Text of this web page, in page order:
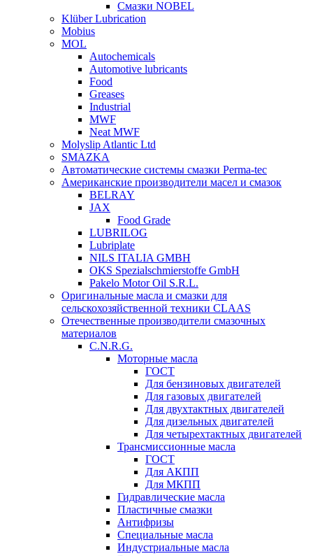
Смазки NOBEL
Klüber Lubrication
Mobius
MOL
Autochemicals
Automotive lubricants
Food
Greases
Industrial
MWF
Neat MWF
Molyslip Atlantic Ltd
SMAZKA
Автоматические системы смазки Perma-tec
Американские производители масел и смазок
BELRAY
JAX
Food Grade
LUBRILOG
Lubriplate
NILS ITALIA GMBH
OKS Spezialschmierstoffe GmbH
Pakelo Motor Oil S.R.L.
Оригинальные масла и смазки для
сельскохозяйственной техники CLAAS
Отечественные производители смазочных
материалов
C.N.R.G.
Моторные масла
ГОСТ
Для бензиновых двигателей
Для газовых двигателей
Для двухтактных двигателей
Для дизельных двигателей
Для четырехтактных двигателей
Трансмиссионные масла
ГОСТ
Для АКПП
Для МКПП
Гидравлические масла
Пластичные смазки
Антифризы
Специальные масла
Индустриальные масла